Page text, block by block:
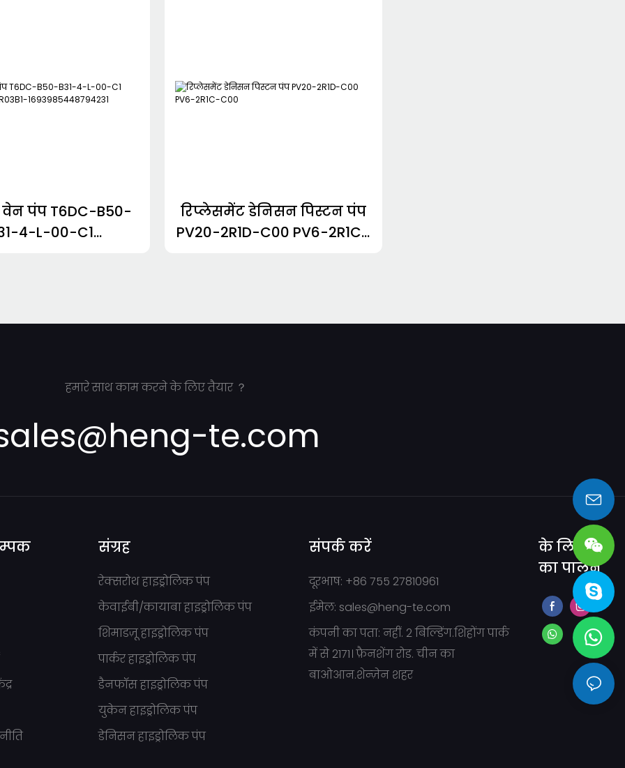
पंप T6DC-B50-
4-L-00-C1
रिप्लेसमेंट डेनिसन पिस्टन पंप
PV20-2R1D-C00 PV6-2R1C-
हमारे साथ काम करने के लिए तैयार ？
te.com
संग्रह
रेक्सरोथ हाइड्रोलिक पंप
केवाईबी/कायाबा हाइड्रोलिक पंप
शिमाडज़ू हाइड्रोलिक पंप
पार्कर हाइड्रोलिक पंप
डैनफॉस हाइड्रोलिक पंप
युकेन हाइड्रोलिक पंप
डेनिसन हाइड्रोलिक पंप
संपर्क करें
दूरभाष: +86 755 27810961
ईमेल: sales@heng-te.com
कंपनी का पता: नहीं. 2 बिल्डिंग.शिहोंग पार्क
में से 2171। फ़ैनशेंग रोड. चीन का
बाओआन.शेन्ज़ेन शहर
के लिए हमें
का पालन